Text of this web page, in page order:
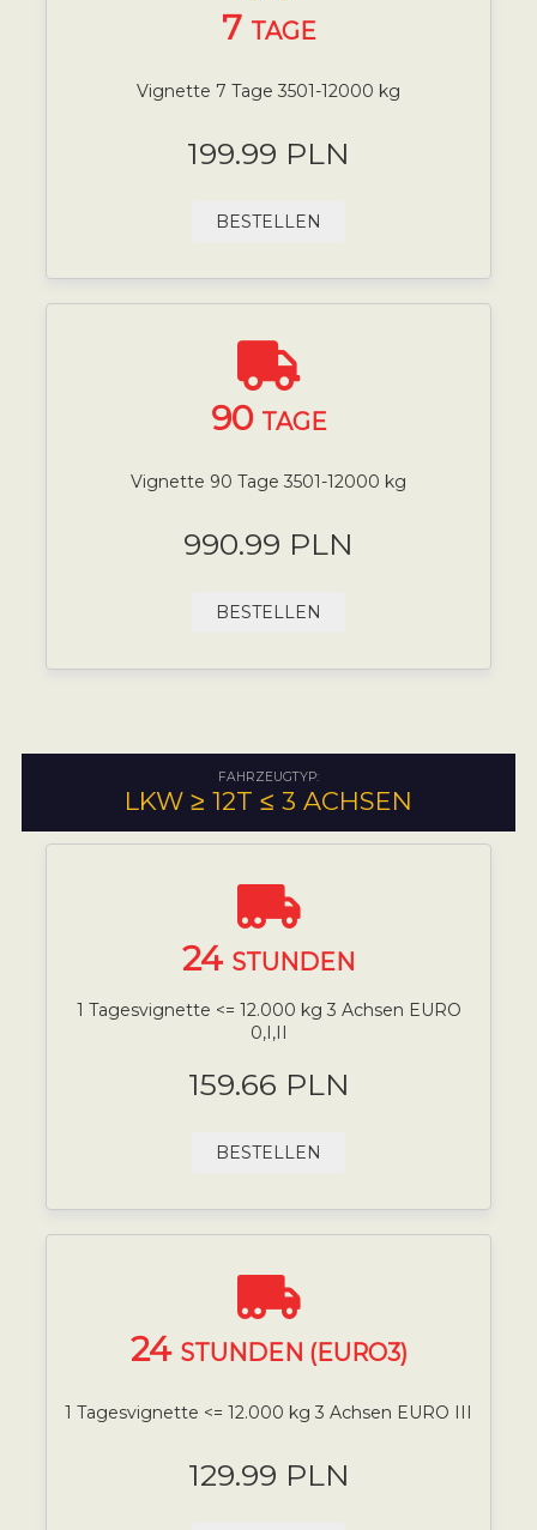
7 TAGE
Vignette 7 Tage 3501-12000 kg
199.99 PLN
BESTELLEN
90 TAGE
Vignette 90 Tage 3501-12000 kg
990.99 PLN
BESTELLEN
FAHRZEUGTYP:
LKW ≥ 12T ≤ 3 ACHSEN
24 STUNDEN
1 Tagesvignette <= 12.000 kg 3 Achsen EURO
0,I,II
159.66 PLN
BESTELLEN
24 STUNDEN (EURO3)
1 Tagesvignette <= 12.000 kg 3 Achsen EURO III
129.99 PLN